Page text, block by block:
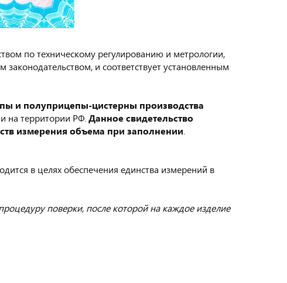
по техническому регулированию и метрологии,
и соответствует установленным
и полуприцепы-цистерны производства
на территории РФ. Данное свидетельство
измерения объема при заполнении
в целях обеспечения единства измерений в
поверки, после которой на каждое изделие